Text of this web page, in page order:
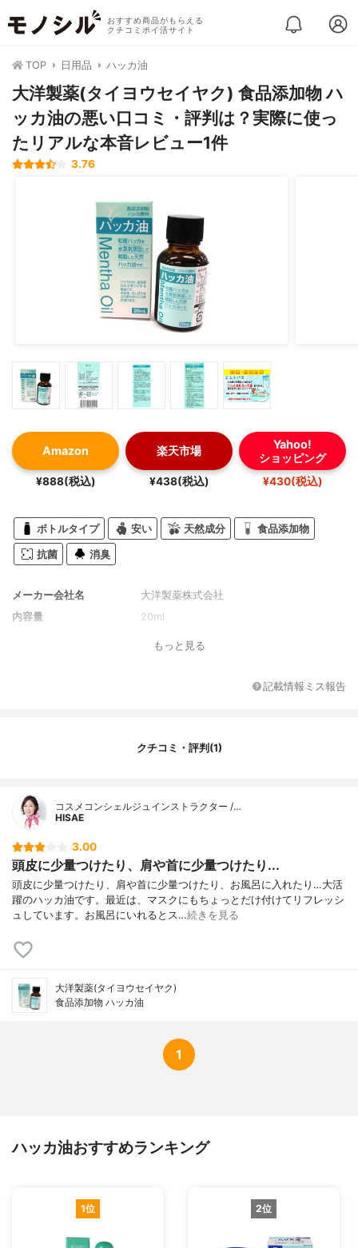
おすすめ商品がもらえる
クチコミポイ活サイト
TOP 日用品 ハッカ油
大洋製薬(タイヨウセイヤク) 食品添加物 ハ
ッカ油の悪い口コミ・評判は？実際に使っ
たリアルな本音レビュー1件
3.76
Amazon
¥888(税込)
楽天市場
¥438(税込)
Yahoo!
ショッピング
¥430(税込)
ボトルタイプ 安い 天然成分 食品添加物
抗菌 消臭
メーカー会社名
大洋製薬株式会社
内容量
20ml
もっと見る
記載情報ミス報告
クチコミ・評判(1)
コスメコンシェルジュインストラクター /…
HISAE
3.00
頭皮に少量つけたり、肩や首に少量つけたり...
頭皮に少量つけたり、肩や首に少量つけたり、お風呂に入れたり…大活
躍のハッカ油です。最近は、マスクにもちょっとだけ付けてリフレッシ
ュしています。お風呂にいれるとス…続きを見る
大洋製薬(タイヨウセイヤク)
食品添加物 ハッカ油
1
ハッカ油おすすめランキング
1位 2位